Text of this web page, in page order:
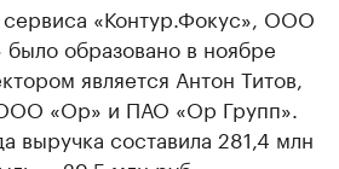
«Контур.Фокус», ООО
образовано в ноябре
является Антон Титов,
«Ор» и ПАО «Ор Групп».
выручка составила 281,4 млн